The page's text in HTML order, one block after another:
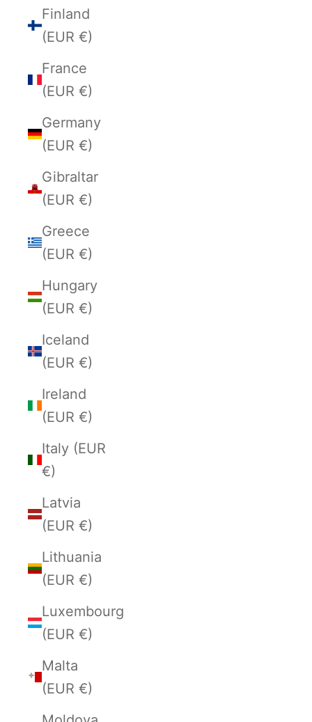
Finland
(EUR €)
France
(EUR €)
Germany
(EUR €)
Gibraltar
(EUR €)
Greece
(EUR €)
Hungary
(EUR €)
Iceland
(EUR €)
Ireland
(EUR €)
Italy (EUR
€)
Latvia
(EUR €)
Lithuania
(EUR €)
Luxembourg
(EUR €)
Malta
(EUR €)